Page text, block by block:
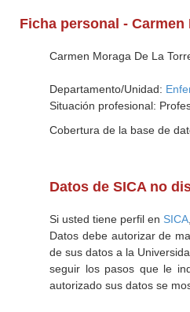
Ficha personal - Carmen
Carmen Moraga De La
Departamento/Unidad:
Situación profesional:
Cobertura de la base de
Datos de SICA no
Si usted tiene perfil en SICA
Datos debe autorizar de
de sus datos a la
seguir los pasos que le
autorizado sus datos se